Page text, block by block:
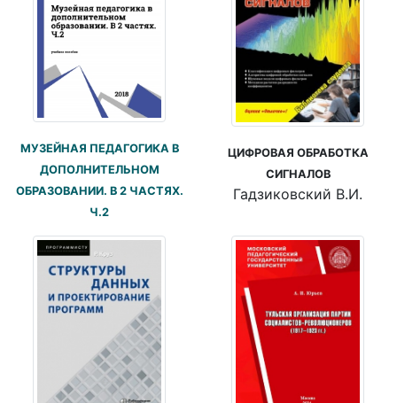
МУЗЕЙНАЯ ПЕДАГОГИКА В
ДОПОЛНИТЕЛЬНОМ
ОБРАЗОВАНИИ. В 2 ЧАСТЯХ.
Ч.2
ЦИФРОВАЯ ОБРАБОТКА
СИГНАЛОВ
Гадзиковский В.И.